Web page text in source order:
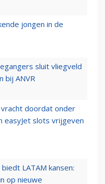
jongen in de
sluit vliegveld
bij ANVR
doordat onder
easyJet slots vrijgeven
LATAM kansen:
op nieuwe